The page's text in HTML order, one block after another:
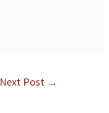
Next Post →